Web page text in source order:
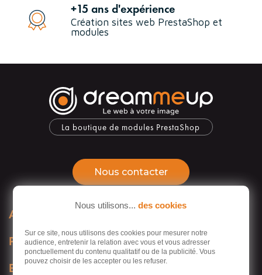
+15 ans d'expérience
Création sites web PrestaShop et
modules
La boutique de modules PrestaShop
Nous contacter
Adresse
Prestations
En savoir plus
Nous utilisons... des cookies
Sur ce site, nous utilisons des cookies pour mesurer notre
audience, entretenir la relation avec vous et vous adresser
ponctuellement du contenu qualitatif ou de la publicité. Vous
pouvez choisir de les accepter ou les refuser.